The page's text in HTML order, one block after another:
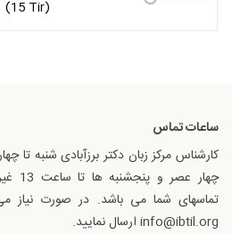
(15 Tir)
ساعات تماس
کارشناس مرکز زبان دکتر برزآبادی شنبه
تماسهای شما می باشد. در صورت نیاز
info@ibtil.org ارسال نمایید.